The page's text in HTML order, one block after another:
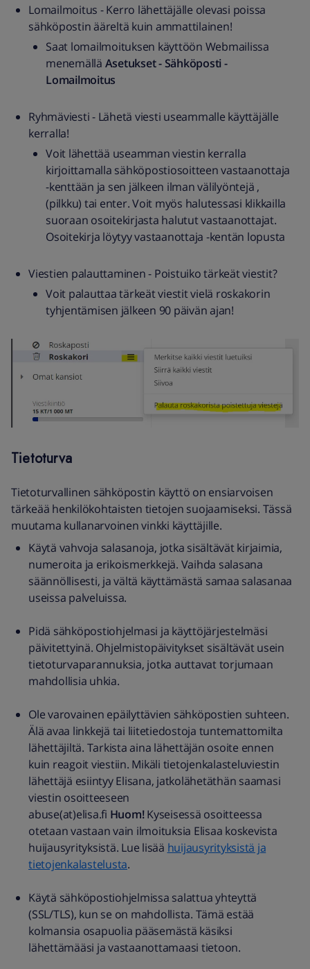
Lomailmoitus - Kerro lähettäjälle olevasi poissa
sähköpostin ääreltä kuin ammattilainen!
Saat lomailmoituksen käyttöön Webmailissa
menemällä Asetukset - Sähköposti -
Lomailmoitus
Ryhmäviesti - Lähetä viesti useammalle käyttäjälle
kerralla!
Voit lähettää useamman viestin kerralla
kirjoittamalla sähköpostiosoitteen vastaanottaja
-kenttään ja sen jälkeen ilman välilyöntejä ,
(pilkku) tai enter. Voit myös halutessasi klikkailla
suoraan osoitekirjasta halutut vastaanottajat.
Osoitekirja löytyy vastaanottaja -kentän lopusta
​​Viestien palauttaminen - Poistuiko tärkeät viestit?
Voit palauttaa tärkeät viestit vielä roskakorin
tyhjentämisen jälkeen 90 päivän ajan!
Tietoturva
Tietoturvallinen sähköpostin käyttö on ensiarvoisen
tärkeää henkilökohtaisten tietojen suojaamiseksi. Tässä
muutama kullanarvoinen vinkki käyttäjille.
Käytä vahvoja salasanoja, jotka sisältävät kirjaimia,
numeroita ja erikoismerkkejä. Vaihda salasana
säännöllisesti, ja vältä käyttämästä samaa salasanaa
useissa palveluissa.
Pidä sähköpostiohjelmasi ja käyttöjärjestelmäsi
päivitettyinä. Ohjelmistopäivitykset sisältävät usein
tietoturvaparannuksia, jotka auttavat torjumaan
mahdollisia uhkia.
Ole varovainen epäilyttävien sähköpostien suhteen.
Älä avaa linkkejä tai liitetiedostoja tuntemattomilta
lähettäjiltä. Tarkista aina lähettäjän osoite ennen
kuin reagoit viestiin. Mikäli tietojenkalasteluviestin
lähettäjä esiintyy Elisana, jatkolähetäthän saamasi
viestin osoitteeseen
abuse(at)elisa.fi Huom!Kyseisessä osoitteessa
otetaan vastaan vain ilmoituksia Elisaa koskevista
huijausyrityksistä. Lue lisää huijausyrityksistä ja
tietojenkalastelusta.
Käytä sähköpostiohjelmissa salattua yhteyttä
(SSL/TLS), kun se on mahdollista. Tämä estää
kolmansia osapuolia pääsemästä käsiksi
lähettämääsi ja vastaanottamaasi tietoon.